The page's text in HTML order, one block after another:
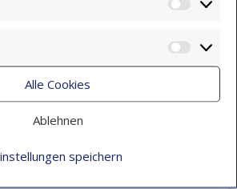
Alle Cookies
Ablehnen
speichern
der Kinder in der
Montebello verwandelte